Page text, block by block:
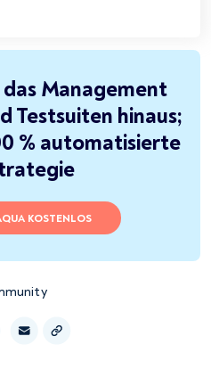
Management
Testsuiten hinaus;
% automatisierte
KOSTENLOS